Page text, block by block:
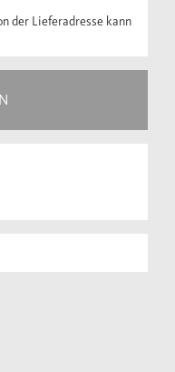
der Lieferadresse kann